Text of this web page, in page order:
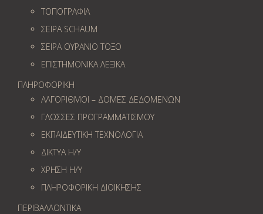
ΤΟΠΟΓΡΑΦΙΑ
ΣΕΙΡΑ SCHAUM
ΣΕΙΡΑ ΟΥΡΑΝΙΟ ΤΟΞΟ
ΕΠΙΣΤΗΜΟΝΙΚΑ ΛΕΞΙΚΑ
ΠΛΗΡΟΦΟΡΙΚΗ
ΑΛΓΟΡΙΘΜΟΙ – ΔΟΜΕΣ ΔΕΔΟΜΕΝΩΝ
ΓΛΩΣΣΕΣ ΠΡΟΓΡΑΜΜΑΤΙΣΜΟΥ
ΕΚΠΑΙΔΕΥΤΙΚΗ ΤΕΧΝΟΛΟΓΙΑ
ΔΙΚΤΥΑ Η/Υ
ΧΡΗΣΗ Η/Υ
ΠΛΗΡΟΦΟΡΙΚΗ ΔΙΟΙΚΗΣΗΣ
ΠΕΡΙΒΑΛΛΟΝΤΙΚΑ